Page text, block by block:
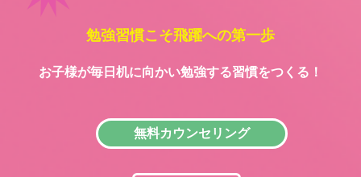
勉強習慣こそ飛躍への第一歩
お子様が毎日机に向かい勉強する習慣をつくる！
無料カウンセリング